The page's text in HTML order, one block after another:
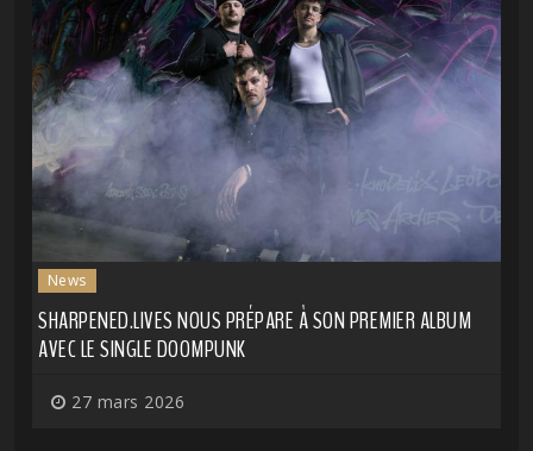
News
SHARPENED.LIVES NOUS PRÉPARE À SON PREMIER ALBUM
AVEC LE SINGLE DOOMPUNK
27 mars 2026